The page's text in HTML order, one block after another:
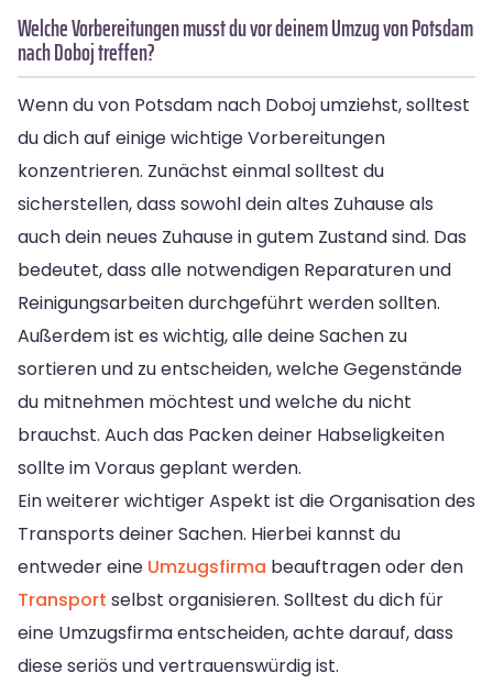
Welche Vorbereitungen musst du vor deinem Umzug von Potsdam
nach Doboj treffen?
Wenn du von Potsdam nach Doboj umziehst, solltest
du dich auf einige wichtige Vorbereitungen
konzentrieren. Zunächst einmal solltest du
sicherstellen, dass sowohl dein altes Zuhause als
auch dein neues Zuhause in gutem Zustand sind. Das
bedeutet, dass alle notwendigen Reparaturen und
Reinigungsarbeiten durchgeführt werden sollten.
Außerdem ist es wichtig, alle deine Sachen zu
sortieren und zu entscheiden, welche Gegenstände
du mitnehmen möchtest und welche du nicht
brauchst. Auch das Packen deiner Habseligkeiten
sollte im Voraus geplant werden.
Ein weiterer wichtiger Aspekt ist die Organisation des
Transports deiner Sachen. Hierbei kannst du
entweder eine Umzugsfirma beauftragen oder den
Transport selbst organisieren. Solltest du dich für
eine Umzugsfirma entscheiden, achte darauf, dass
diese seriös und vertrauenswürdig ist.